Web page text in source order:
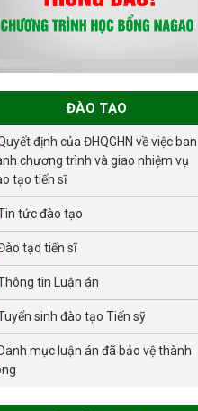
tạo tiến sĩ chuyên
ngành Môi trường
vững đợt 1 năm
2026
ĐÀO TẠO
định của ĐHQGHN về việc ban
chương trình và giao nhiệm vụ
tạo tiến sĩ
tức đào tạo
tạo tiến sĩ
tin Luận án
sinh đào tạo Tiến sỹ
Danh mục luận án đã bảo vệ thành